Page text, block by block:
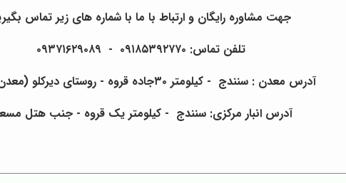
جهت مشاوره رایگان و ارتباط با ما با شماره های زیر تماس
تلفن تماس: ۰۹۱۸۵۳۹۲۷۷۰ - ۰۹۳۷۱۶۲۹۰۸۹
آدرس معدن : سنندج - کیلومتر ۳۰جاده قروه - روستای دیرکلو (معدن قائم )
آدرس انبار مرکزی: سنندج - کیلومتر یک قروه - جنب هتل